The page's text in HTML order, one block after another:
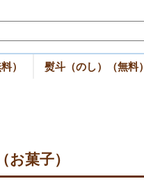
） 熨斗（のし）（無料）
お菓子）